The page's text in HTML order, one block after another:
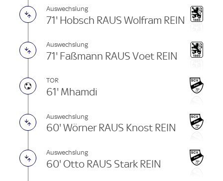
Auswechslung
71' Hobsch RAUS Wolfram REIN
Auswechslung
71' Faßmann RAUS Voet REIN
TOR
61' Mhamdi
Auswechslung
60' Wörner RAUS Knost REIN
Auswechslung
60' Otto RAUS Stark REIN